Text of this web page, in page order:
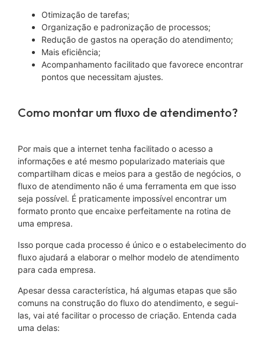
Otimização de tarefas;
Organização e padronização de processos;
Redução de gastos na operação do atendimento;
Mais eficiência;
Acompanhamento facilitado que favorece encontrar
pontos que necessitam ajustes.
Como montar um fluxo de atendimento?
Por mais que a internet tenha facilitado o acesso a
informações e até mesmo popularizado materiais que
compartilham dicas e meios para a gestão de negócios, o
fluxo de atendimento não é uma ferramenta em que isso
seja possível. É praticamente impossível encontrar um
formato pronto que encaixe perfeitamente na rotina de
uma empresa.
Isso porque cada processo é único e o estabelecimento do
fluxo ajudará a elaborar o melhor modelo de atendimento
para cada empresa.
Apesar dessa característica, há algumas etapas que são
comuns na construção do fluxo do atendimento, e segui-
las, vai até facilitar o processo de criação. Entenda cada
uma delas: